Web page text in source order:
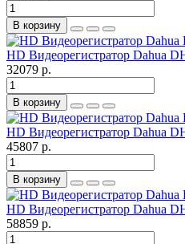
В корзину
HD Видеорегистратор Dahua
32079 р.
В корзину
HD Видеорегистратор Dahua
45807 р.
В корзину
HD Видеорегистратор Dahua
58859 р.